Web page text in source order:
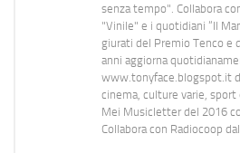
senza tempo". Collabora
"Vinile" e i quotidiani “Il
giurati del Premio Tenco e
anni aggiorna
www.tonyface.blogspot.it
cinema, culture varie,
Mei Musicletter del 2016
Collabora con Radiocoop